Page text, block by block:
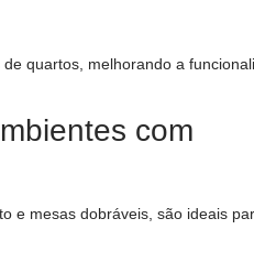
quartos, melhorando a
com
e mesas dobráveis, são ideais